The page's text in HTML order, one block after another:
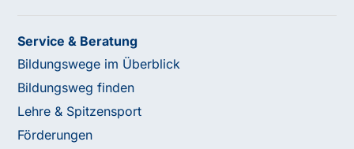
Service & Beratung
Bildungswege im Überblick
Bildungsweg finden
Lehre & Spitzensport
Förderungen